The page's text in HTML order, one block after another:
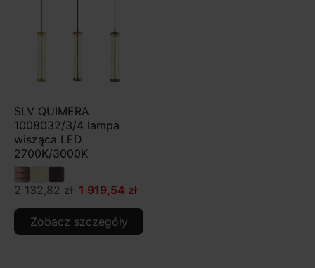
SLV QUIMERA
1008032/3/4 lampa
wisząca LED
2700K/3000K
2 132,82 zł 1 919,54 zł
Zobacz szczegóły